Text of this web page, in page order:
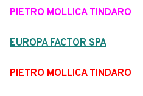
PIETRO MOLLICA TINDARO
EUROPA FACTOR SPA
PIETRO MOLLICA TINDARO